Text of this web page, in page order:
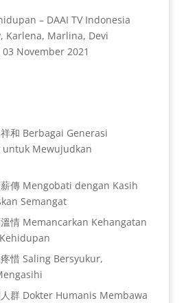
– DAAI TV Indonesia
Karlena, Marlina, Devi
November 2021
和 Berbagai Generasi
untuk Mewujudkan
傳 Mengobati dengan Kasih
Semangat
情 Memancarkan Kehangatan
惜 Saling Bersyukur,
群 Dokter Humanis Membawa